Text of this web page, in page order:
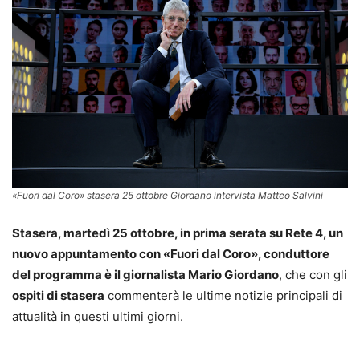
«Fuori dal Coro» stasera 25 ottobre Giordano intervista Matteo Salvini
Stasera, martedì 25 ottobre, in prima serata su Rete 4, un
nuovo appuntamento con «Fuori dal Coro», conduttore
del programma è il giornalista Mario Giordano, che con gli
ospiti di stasera commenterà le ultime notizie principali di
attualità in questi ultimi giorni.